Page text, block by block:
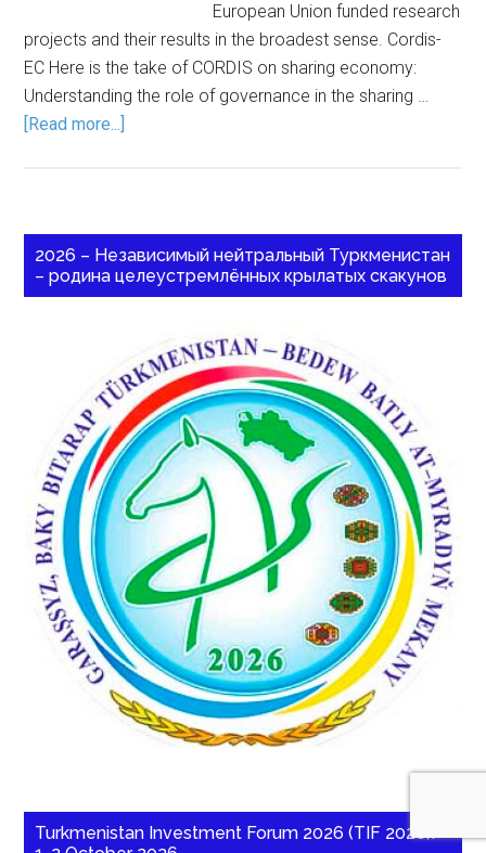
European Union funded research
projects and their results in the broadest sense. Cordis-
EC Here is the take of CORDIS on sharing economy:
Understanding the role of governance in the sharing …
[Read more...]
2026 – Независимый нейтральный Туркменистан
– родина целеустремлённых крылатых скакунов
Turkmenistan Investment Forum 2026 (TIF 2026):